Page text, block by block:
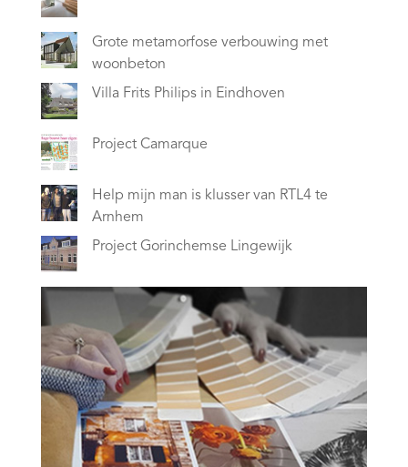
Grote metamorfose verbouwing met
woonbeton
Villa Frits Philips in Eindhoven
Project Camarque
Help mijn man is klusser van RTL4 te
Arnhem
Project Gorinchemse Lingewijk